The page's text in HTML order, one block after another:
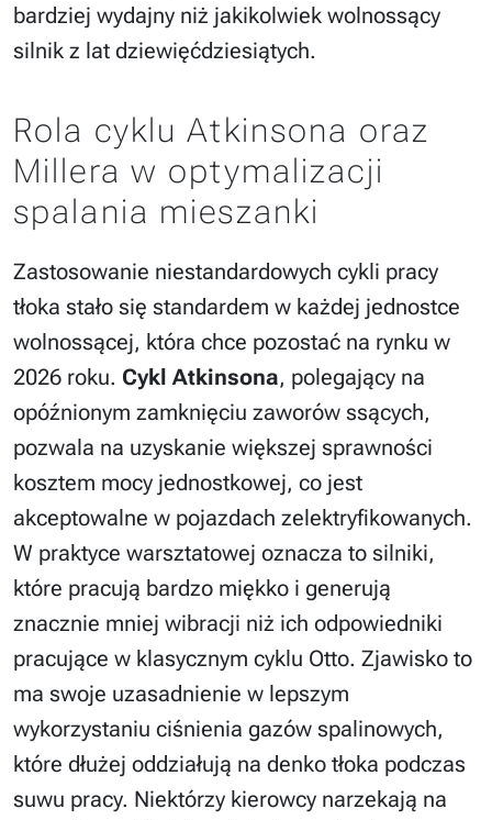
bardziej wydajny niż jakikolwiek wolnossący
silnik z lat dziewięćdziesiątych.
Rola cyklu Atkinsona oraz
Millera w optymalizacji
spalania mieszanki
Zastosowanie niestandardowych cykli pracy
tłoka stało się standardem w każdej jednostce
wolnossącej, która chce pozostać na rynku w
2026 roku. Cykl Atkinsona, polegający na
opóźnionym zamknięciu zaworów ssących,
pozwala na uzyskanie większej sprawności
kosztem mocy jednostkowej, co jest
akceptowalne w pojazdach zelektryfikowanych.
W praktyce warsztatowej oznacza to silniki,
które pracują bardzo miękko i generują
znacznie mniej wibracji niż ich odpowiedniki
pracujące w klasycznym cyklu Otto. Zjawisko to
ma swoje uzasadnienie w lepszym
wykorzystaniu ciśnienia gazów spalinowych,
które dłużej oddziałują na denko tłoka podczas
suwu pracy. Niektórzy kierowcy narzekają na